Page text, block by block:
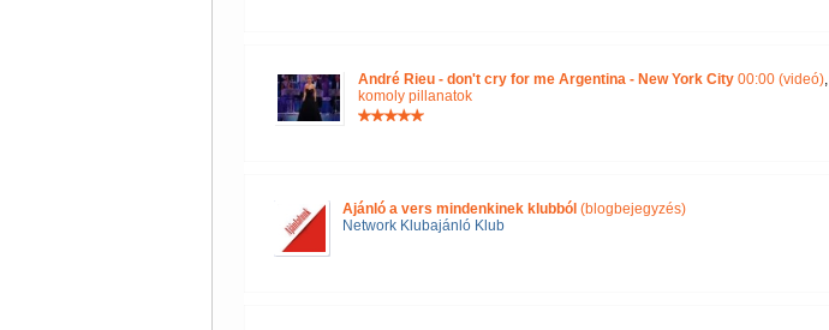
André Rieu - don't cry for me Argentina - New York City00:00 (videó),
komoly pillanatok
Ajánló a vers mindenkinek klubból (blogbejegyzés)
Network Klubajánló Klub